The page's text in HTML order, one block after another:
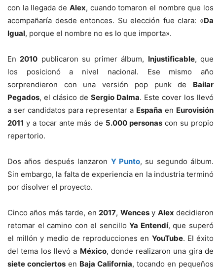
con la llegada de Alex, cuando tomaron el nombre que los
acompañaría desde entonces. Su elección fue clara: «Da
Igual, porque el nombre no es lo que importa».
En2010 publicaron su primer álbum, Injustificable, que
los posicionó a nivel nacional. Ese mismo año
sorprendieron con una versión pop punk de Bailar
Pegados, el clásico de Sergio Dalma. Este cover los llevó
a ser candidatos para representar a España en Eurovisión
2011 y a tocar ante más de 5.000 personascon su propio
repertorio.
Dos años después lanzaron Y Punto, su segundo álbum.
Sin embargo, la falta de experiencia en la industria terminó
por disolver el proyecto.
Cinco años más tarde, en2017, Wencesy Alex decidieron
retomar el camino con el sencilloYa Entendí, que superó
el millón y medio de reproducciones en YouTube. El éxito
del tema los llevó a México, donde realizaron una gira de
siete conciertos en Baja California, tocando en pequeños